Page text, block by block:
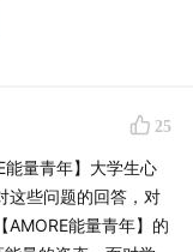
出的【我，
一名研究方向是管
25
能量青年】大学生心
这些问题的回答，对
AMORE能量青年】的